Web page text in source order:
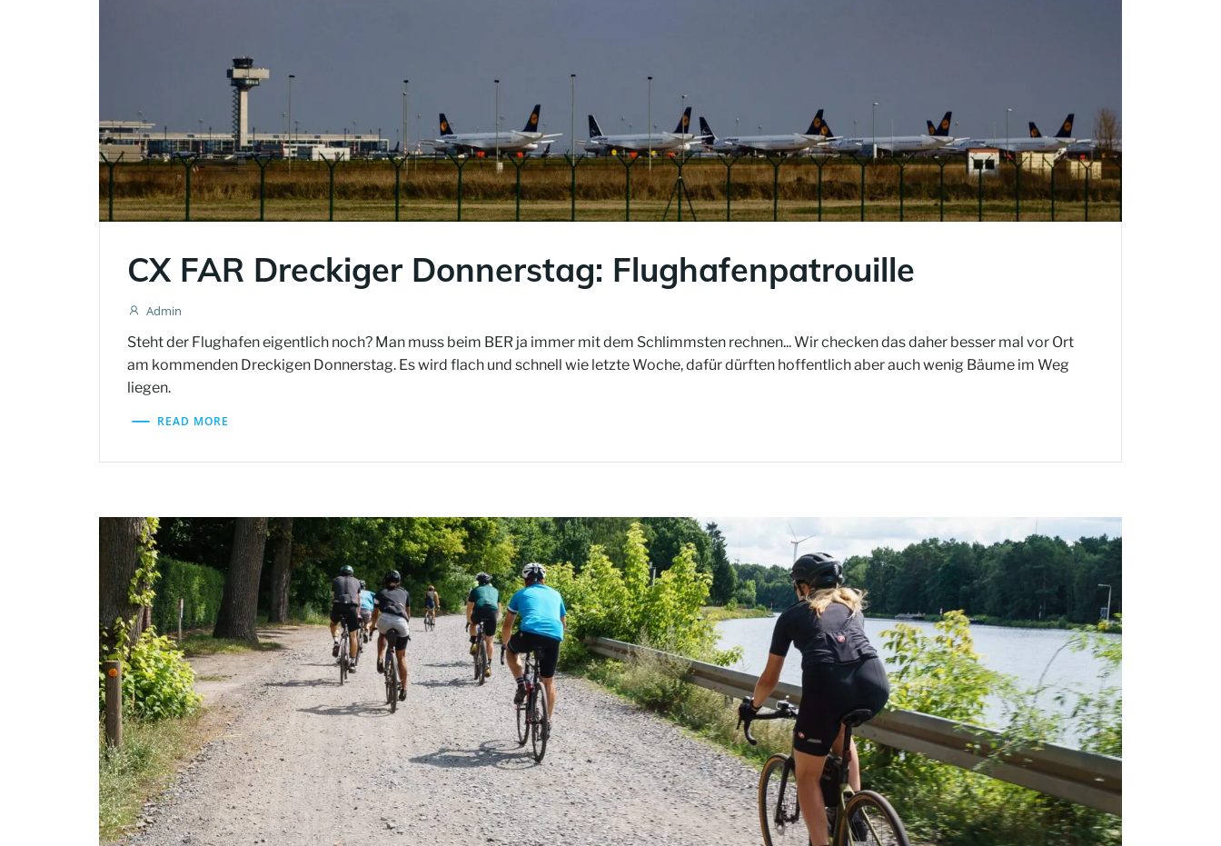
CX FAR Dreckiger Donnerstag: Flughafenpatrouille
Admin
Steht der Flughafen eigentlich noch? Man muss beim BER ja immer mit dem Schlimmsten rechnen... Wir checken das daher besser mal vor Ort
am kommenden Dreckigen Donnerstag. Es wird flach und schnell wie letzte Woche, dafür dürften hoffentlich aber auch wenig Bäume im Weg
liegen.
READ MORE